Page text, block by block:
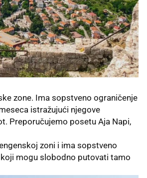
zone. Ima sopstveno ograničenje
istražujući njegove
Preporučujemo posetu Aja Napi,
zoni i ima sopstveno
mogu slobodno putovati tamo